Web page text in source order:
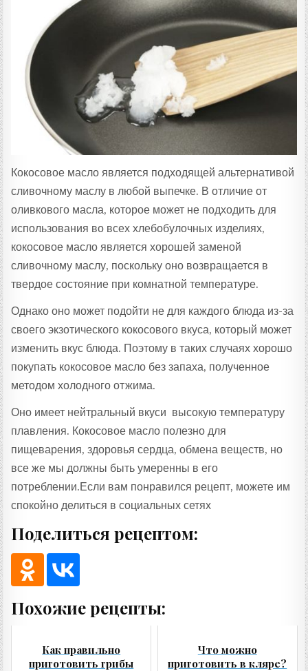
Кокосовое масло является подходящей альтернативой
сливочному маслу в любой выпечке. В отличие от
оливкового масла, которое может не подходить для
использования во всех хлебобулочных изделиях,
кокосовое масло является хорошей заменой
сливочному маслу, поскольку оно возвращается в
твердое состояние при комнатной температуре.
Однако оно может подойти не для каждого блюда из-за
своего экзотического кокосового вкуса, который может
изменить вкус блюда. Поэтому в таких случаях хорошо
покупать кокосовое масло без запаха, полученное
методом холодного отжима.
Оно имеет нейтральный вкуси высокую температуру
плавления. Кокосовое масло полезно для
пищеварения, здоровья сердца, обмена веществ, но
все же мы должны быть умеренны в его
потреблении.Если вам понравился рецепт, можете им
спокойно делиться в социальных сетях
Поделиться рецептом:
Похожие рецепты:
Как правильно
приготовить грибы
Что можно
приготовить в кляре?